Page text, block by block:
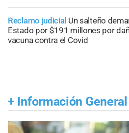
Reclamo judicial Un salteño
Estado por $191 millones por
vacuna contra el Covid
+ Información General